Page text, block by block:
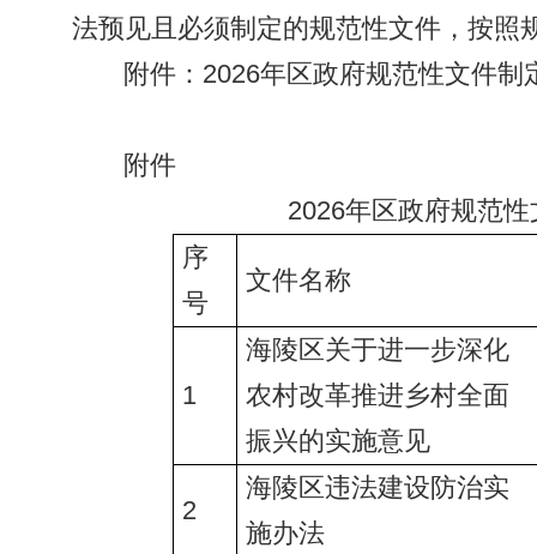
法预见且必须制定的规范性文件，按照
附件：2026年区政府规范性文件制
附件
2026年区政府规范
序
号
文件名称
1
海陵区关于进一步深化
农村改革推进乡村全面
振兴的实施意见
2
海陵区违法建设防治实
施办法